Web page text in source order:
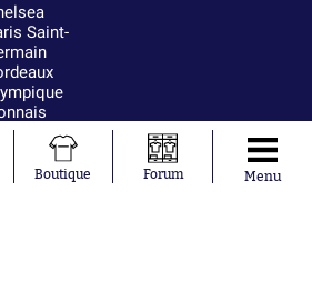
Saint-
Madrid
Strasbourg
Boutique Forum Menu